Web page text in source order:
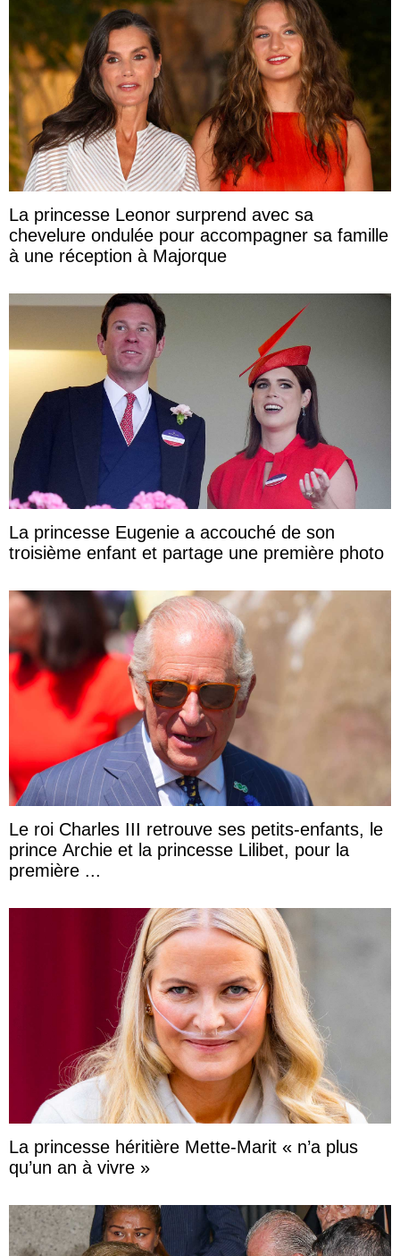
La princesse Leonor surprend avec sa
chevelure ondulée pour accompagner sa famille
à une réception à Majorque
La princesse Eugenie a accouché de son
troisième enfant et partage une première photo
Le roi Charles III retrouve ses petits-enfants, le
prince Archie et la princesse Lilibet, pour la
première ...
La princesse héritière Mette-Marit « n’a plus
qu’un an à vivre »